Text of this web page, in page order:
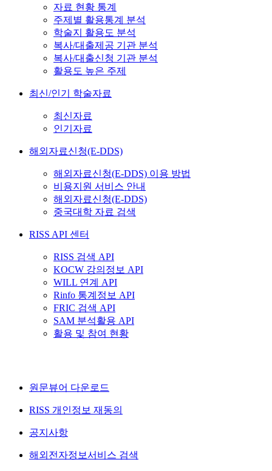
자료 현황 통계
주제별 활용통계 분석
학술지 활용도 분석
복사/대출제공 기관 분석
복사/대출신청 기관 분석
활용도 높은 주제
최신/인기 학술자료
최신자료
인기자료
해외자료신청(E-DDS)
해외자료신청(E-DDS) 이용 방법
비용지원 서비스 안내
해외자료신청(E-DDS)
중국대학 자료 검색
RISS API 센터
RISS 검색 API
KOCW 강의정보 API
WILL 연계 API
Rinfo 통계정보 API
FRIC 검색 API
SAM 분석활용 API
활용 및 참여 현황
원문뷰어 다운로드
RISS 개인정보 재동의
공지사항
해외전자정보서비스 검색